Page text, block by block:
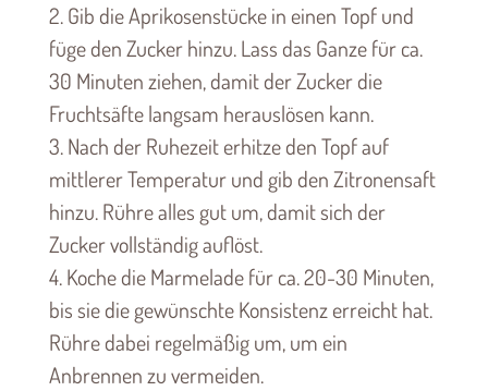
2. Gib die Aprikosenstücke in einen Topf und
füge den Zucker hinzu. Lass das Ganze für ca.
30 Minuten ziehen, damit der Zucker die
Fruchtsäfte langsam herauslösen kann.
3. Nach der Ruhezeit erhitze den Topf auf
mittlerer Temperatur und gib den Zitronensaft
hinzu. Rühre alles gut um, damit sich der
Zucker vollständig auflöst.
4. Koche die Marmelade für ca. 20-30 Minuten,
bis sie die gewünschte Konsistenz erreicht hat.
Rühre dabei regelmäßig um, um ein
Anbrennen zu vermeiden.